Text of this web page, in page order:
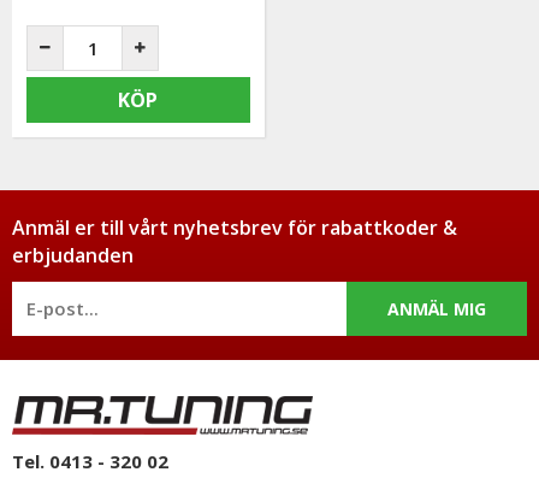
KÖP
Anmäl er till vårt nyhetsbrev för rabattkoder &
erbjudanden
ANMÄL MIG
Tel. 0413 - 320 02